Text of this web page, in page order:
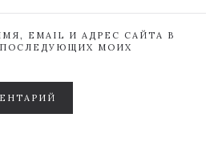
EMAIL И АДРЕС САЙТА В
ПОСЛЕДУЮЩИХ МОИХ